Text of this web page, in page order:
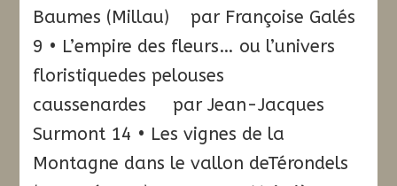
Baumes (Millau) par Françoise Galés
9 • L’empire des fleurs… ou l’univers
floristiquedes pelouses
caussenardes par Jean-Jacques
Surmont 14 • Les vignes de la
Montagne dans le vallon deTérondels